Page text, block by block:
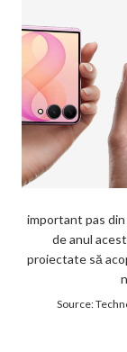
important pas
de anul
proiectate să
Source: